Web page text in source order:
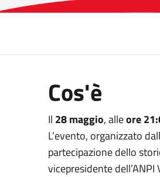
Cos'è
Il 28 maggio, alleore
L’evento, organizzato
partecipazione dello
vicepresidente dell’ANPI